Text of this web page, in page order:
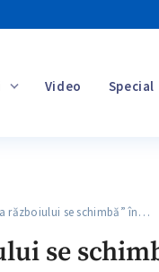
Video Special
se schimbă” în…
se